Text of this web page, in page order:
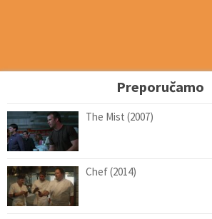
Preporučamo
The Mist (2007)
Chef (2014)